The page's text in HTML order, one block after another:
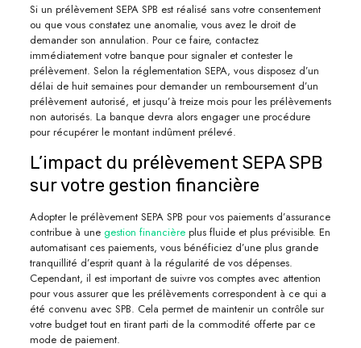
Si un prélèvement SEPA SPB est réalisé sans votre consentement
ou que vous constatez une anomalie, vous avez le droit de
demander son annulation. Pour ce faire, contactez
immédiatement votre banque pour signaler et contester le
prélèvement. Selon la réglementation SEPA, vous disposez d’un
délai de huit semaines pour demander un remboursement d’un
prélèvement autorisé, et jusqu’à treize mois pour les prélèvements
non autorisés. La banque devra alors engager une procédure
pour récupérer le montant indûment prélevé.
L’impact du prélèvement SEPA SPB
sur votre gestion financière
Adopter le prélèvement SEPA SPB pour vos paiements d’assurance
contribue à une gestion financièreplus fluide et plus prévisible. En
automatisant ces paiements, vous bénéficiez d’une plus grande
tranquillité d’esprit quant à la régularité de vos dépenses.
Cependant, il est important de suivre vos comptes avec attention
pour vous assurer que les prélèvements correspondent à ce qui a
été convenu avec SPB. Cela permet de maintenir un contrôle sur
votre budget tout en tirant parti de la commodité offerte par ce
mode de paiement.